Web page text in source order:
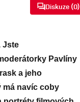
Diskuze (0)
Jste
Pavlíny
a jeho
má navíc coby